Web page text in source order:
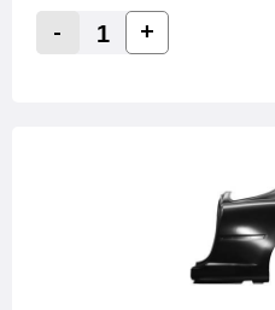
Decrease Quantity:
-
Increase
+